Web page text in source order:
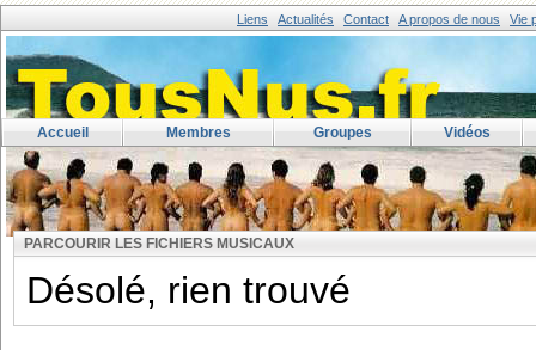
Liens Actualités Contact A propos de nous Vie
Accueil Membres Groupes Vidéos
Parcourir les fichiers musicaux
PARCOURIR LES FICHIERS MUSICAUX
Désolé, rien trouvé